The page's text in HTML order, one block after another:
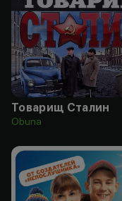
Товарищ Сталин
Obuna